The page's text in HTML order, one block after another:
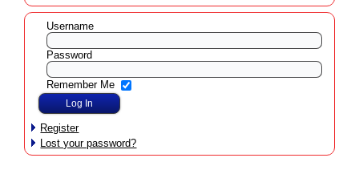
Username
Password
Remember Me
Register
Lost your password?